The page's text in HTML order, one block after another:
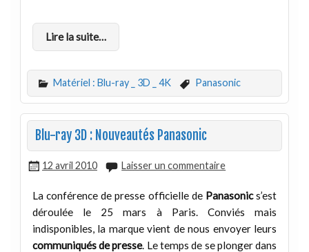
Lire la suite…
Matériel : Blu-ray _ 3D _ 4K Panasonic
Blu-ray 3D : Nouveautés Panasonic
12 avril 2010 Laisser un commentaire
La conférence de presse officielle de Panasonics’est
déroulée le 25 mars à Paris. Conviés mais
indisponibles, la marque vient de nous envoyer leurs
communiqués de presse. Le temps de se plonger dans